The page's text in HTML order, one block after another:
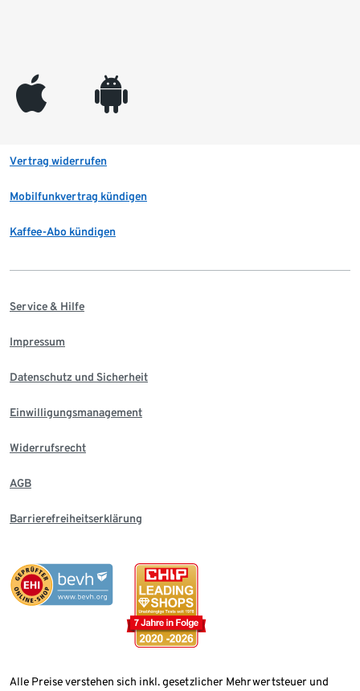
appleinc android
Vertrag widerrufen
Mobilfunkvertrag kündigen
Kaffee-Abo kündigen
Service & Hilfe
Impressum
Datenschutz und Sicherheit
Einwilligungsmanagement
Widerrufsrecht
AGB
Barrierefreiheitserklärung
Alle Preise verstehen sich inkl. gesetzlicher Mehrwertsteuer und